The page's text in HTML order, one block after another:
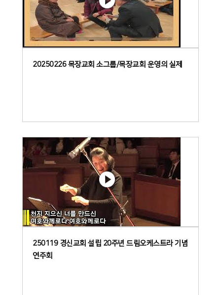
20250226 목장교회 소그룹/목장교회 운영의 실제
250119 경신교회 설립 20주년 드림오케스트라 기념
연주회